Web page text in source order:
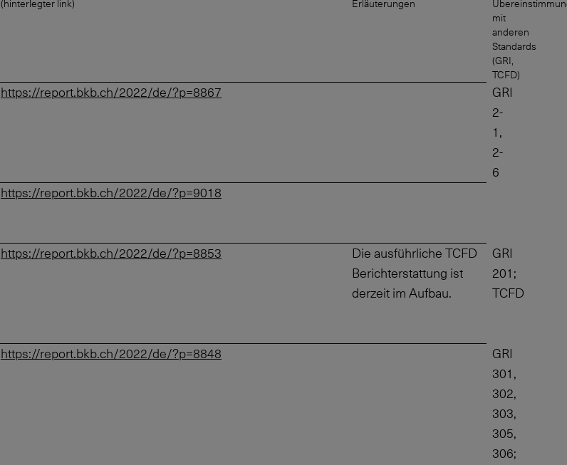
(hinterlegter link) Erläuterungen
mit
anderen
Standards
(GRI,
TCFD)
https://report.bkb.ch/2022/de/?p=8867
GRI
2-
1,
2-
6
https://report.bkb.ch/2022/de/?p=9018
https://report.bkb.ch/2022/de/?p=8853
Die ausführliche TCFD
Berichterstattung ist
derzeit im Aufbau.
GRI
201;
TCFD
https://report.bkb.ch/2022/de/?p=8848
GRI
301,
302,
303,
305,
306;